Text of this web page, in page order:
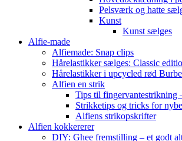
Pelsværk og hatte
Kunst
Kunst sælges
Alfie-made
Alfiemade: Snap clips
Hårelastikker sælges: Classic
Hårelastikker i upcycled rød
Alfien en strik
Tips til fingervantestrikning
Strikketips og tricks for
Alfiens strikopskrifter
Alfien kokkererer
DIY: Ghee fremstilling – et godt